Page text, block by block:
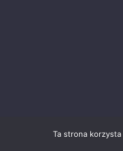
© 2024
Ta strona